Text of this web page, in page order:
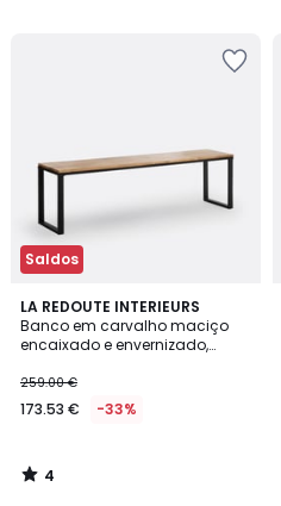
Saldos
LA REDOUTE INTERIEURS
Banco em carvalho maciço
encaixado e envernizado,
259.00 €
173.53 € -33%
4
/
5
4
/